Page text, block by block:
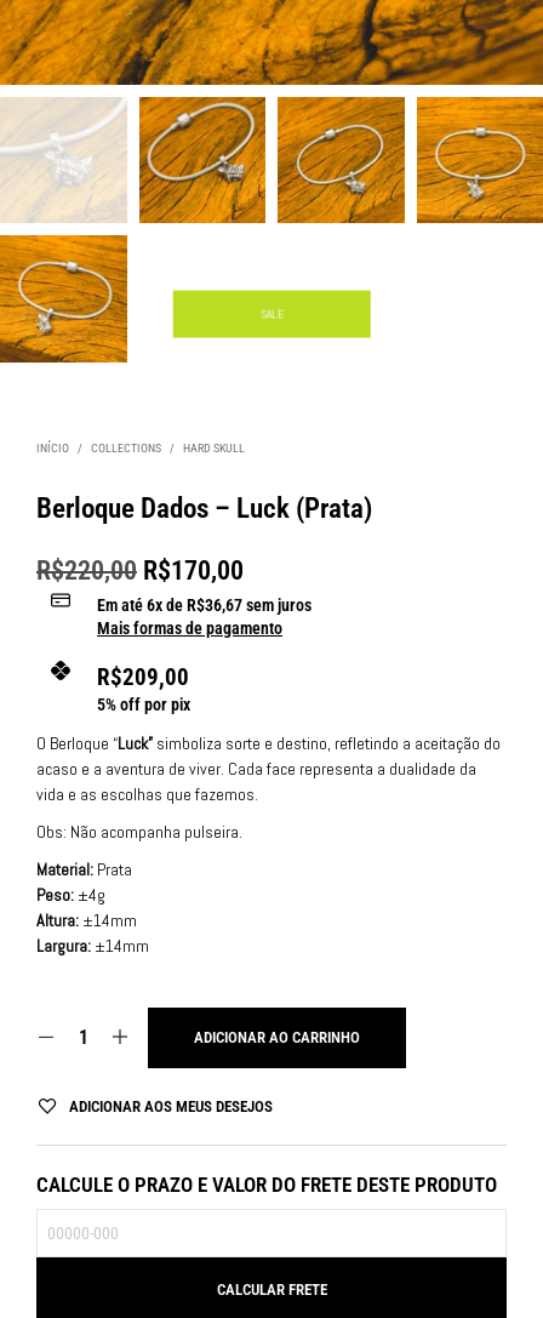
SALE
INÍCIO / COLLECTIONS / HARD SKULL
Berloque Dados – Luck (Prata)
R$220,00 R$170,00
Em até6x deR$36,67sem juros
Mais formas de pagamento
R$209,00
5% off por pix
O Berloque “Luck” simboliza sorte e destino, refletindo a aceitação do
acaso e a aventura de viver. Cada face representa a dualidade da
vida e as escolhas que fazemos.
Obs: Não acompanha pulseira.
Material: Prata
Peso: ±4g
Altura: ±14mm
Largura: ±14mm
ADICIONAR AO CARRINHO
ADICIONAR AOS MEUS DESEJOS
CALCULE O PRAZO E VALOR DO FRETE DESTE PRODUTO